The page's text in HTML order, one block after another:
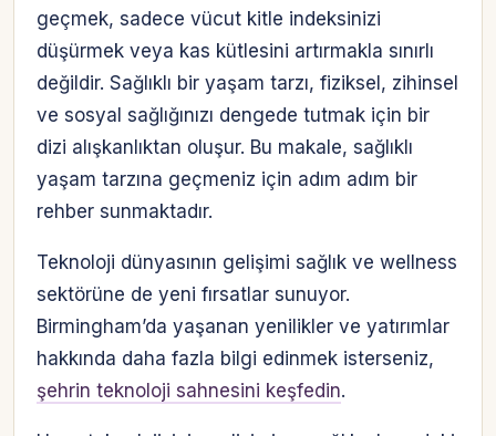
geçmek, sadece vücut kitle indeksinizi
düşürmek veya kas kütlesini artırmakla sınırlı
değildir. Sağlıklı bir yaşam tarzı, fiziksel, zihinsel
ve sosyal sağlığınızı dengede tutmak için bir
dizi alışkanlıktan oluşur. Bu makale, sağlıklı
yaşam tarzına geçmeniz için adım adım bir
rehber sunmaktadır.
Teknoloji dünyasının gelişimi sağlık ve wellness
sektörüne de yeni fırsatlar sunuyor.
Birmingham’da yaşanan yenilikler ve yatırımlar
hakkında daha fazla bilgi edinmek isterseniz,
şehrin teknoloji sahnesini keşfedin.